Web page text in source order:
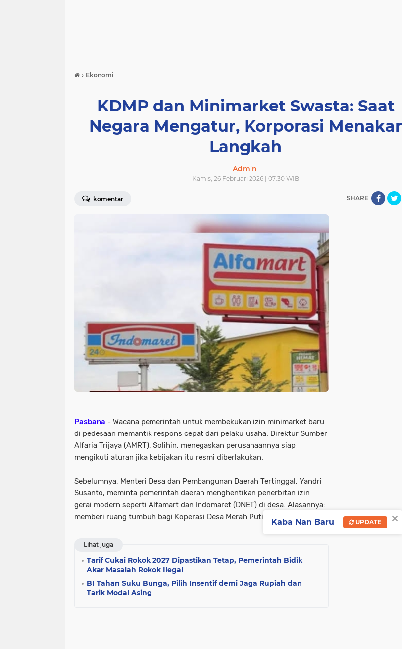
› Ekonomi
KDMP dan Minimarket Swasta: Saat
Negara Mengatur, Korporasi Menakar
Langkah
Admin
Kamis, 26 Februari 2026 | 07:30 WIB
komentar SHARE
Pasbana - Wacana pemerintah untuk membekukan izin minimarket baru
di pedesaan memantik respons cepat dari pelaku usaha. Direktur Sumber
Alfaria Trijaya (AMRT), Solihin, menegaskan perusahaannya siap
mengikuti aturan jika kebijakan itu resmi diberlakukan.
Sebelumnya, Menteri Desa dan Pembangunan Daerah Tertinggal, Yandri
Susanto, meminta pemerintah daerah menghentikan penerbitan izin
gerai modern seperti Alfamart dan Indomaret (DNET) di desa. Alasannya:
memberi ruang tumbuh bagi Koperasi Desa Merah Putih.
Lihat juga
Tarif Cukai Rokok 2027 Dipastikan Tetap, Pemerintah Bidik
Akar Masalah Rokok Ilegal
BI Tahan Suku Bunga, Pilih Insentif demi Jaga Rupiah dan
Tarik Modal Asing
×
Kaba Nan Baru UPDATE